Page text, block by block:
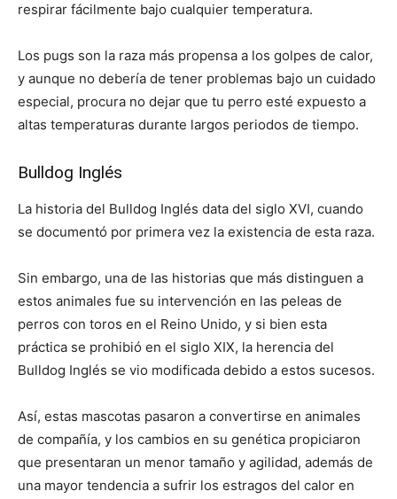
respirar fácilmente bajo cualquier temperatura.
Los pugs son la raza más propensa a los golpes de calor,
y aunque no debería de tener problemas bajo un cuidado
especial, procura no dejar que tu perro esté expuesto a
altas temperaturas durante largos periodos de tiempo.
Bulldog Inglés
La historia del Bulldog Inglés data del siglo XVI, cuando
se documentó por primera vez la existencia de esta raza.
Sin embargo, una de las historias que más distinguen a
estos animales fue su intervención en las peleas de
perros con toros en el Reino Unido, y si bien esta
práctica se prohibió en el siglo XIX, la herencia del
Bulldog Inglés se vio modificada debido a estos sucesos.
Así, estas mascotas pasaron a convertirse en animales
de compañía, y los cambios en su genética propiciaron
que presentaran un menor tamaño y agilidad, además de
una mayor tendencia a sufrir los estragos del calor en